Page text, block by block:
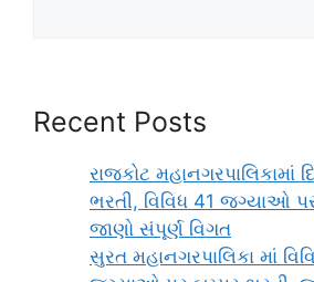
Recent Posts
રાજકોટ મહાનગરપાલિકામાં
ભરતી, વિવિધ 41 જગ્યાઓ
જાણો સંપૂર્ણ વિગત
સુરત મહાનગરપાલિકા માં